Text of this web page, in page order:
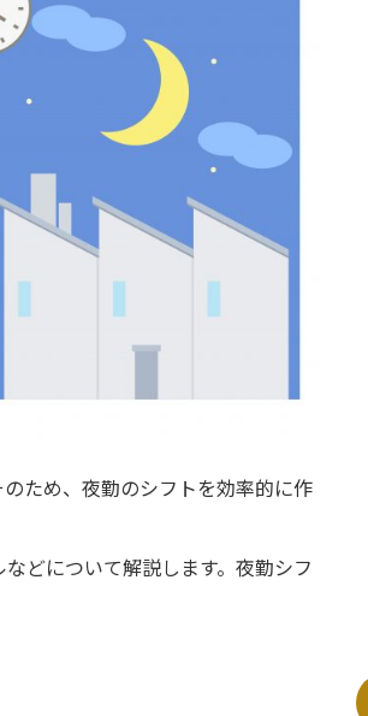
ため、夜勤のシフトを効率的に作
どについて解説します。夜勤シフ